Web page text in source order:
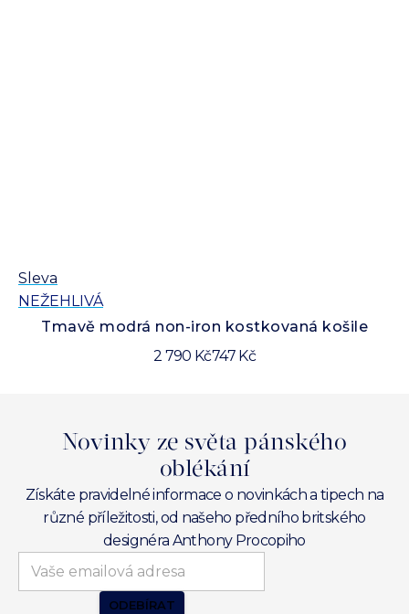
Sleva
NEŽEHLIVÁ
Tmavě modrá non-iron kostkovaná košile
2 790 Kč747 Kč
Novinky ze světa pánského
oblékání
Získáte pravidelné informace o novinkách a tipech na
různé příležitosti, od našeho předního britského
designéra Anthony Procopiho
ODEBÍRAT